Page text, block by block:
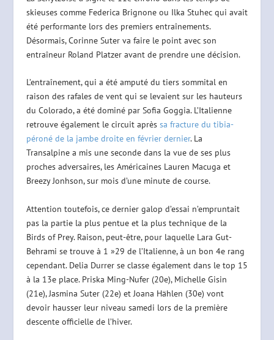
skieuses comme Federica Brignone ou Ilka Stuhec qui avait
été performante lors des premiers entraînements.
Désormais, Corinne Suter va faire le point avec son
entraîneur Roland Platzer avant de prendre une décision.
L’entraînement, qui a été amputé du tiers sommital en
raison des rafales de vent qui se levaient sur les hauteurs
du Colorado, a été dominé par Sofia Goggia. L’Italienne
retrouve également le circuit après sa fracture du tibia-
péroné de la jambe droite en février dernier. La
Transalpine a mis une seconde dans la vue de ses plus
proches adversaires, les Américaines Lauren Macuga et
Breezy Jonhson, sur mois d’une minute de course.
Attention toutefois, ce dernier galop d’essai n’empruntait
pas la partie la plus pentue et la plus technique de la
Birds of Prey. Raison, peut-être, pour laquelle Lara Gut-
Behrami se trouve à 1 »29 de l’Italienne, à un bon 4e rang
cependant. Delia Durrer se classe également dans le top 15
à la 13e place. Priska Ming-Nufer (20e), Michelle Gisin
(21e), Jasmina Suter (22e) et Joana Hählen (30e) vont
devoir hausser leur niveau samedi lors de la première
descente officielle de l’hiver.